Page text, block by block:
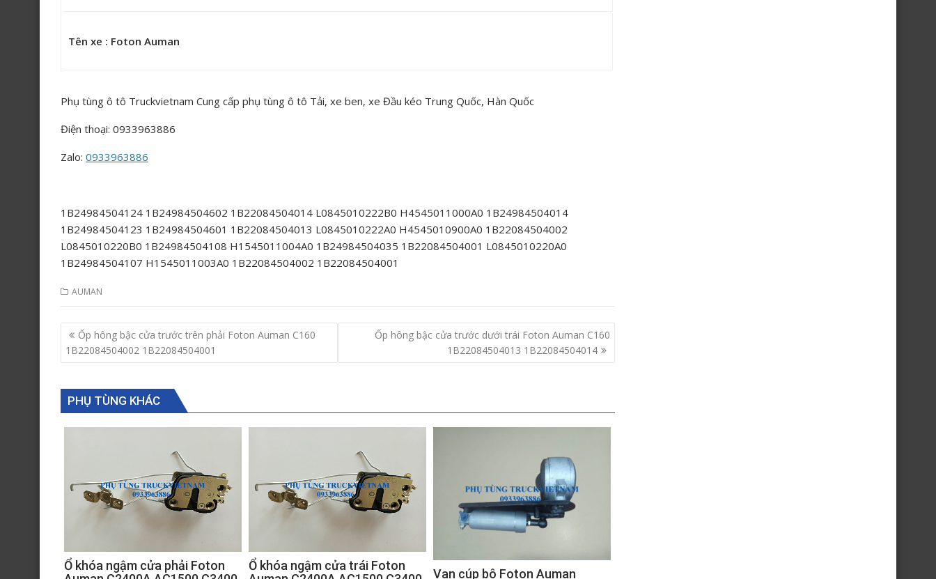
Tên xe : Foton Auman
Phụ tùng ô tô Truckvietnam Cung cấp phụ tùng ô tô Tải, xe ben, xe Đầu kéo Trung Quốc, Hàn Quốc
Điện thoại: 0933963886
Zalo: 0933963886
1B24984504124 1B24984504602 1B22084504014 L0845010222B0 H4545011000A0 1B24984504014
1B24984504123 1B24984504601 1B22084504013 L0845010222A0 H4545010900A0 1B22084504002
L0845010220B0 1B24984504108 H1545011004A0 1B24984504035 1B22084504001 L0845010220A0
1B24984504107 H1545011003A0 1B22084504002 1B22084504001
AUMAN
Post
navigation
Ốp hông bậc cửa trước trên phải Foton Auman C160
1B22084504002 1B22084504001
Ốp hông bậc cửa trước dưới trái Foton Auman C160
1B22084504013 1B22084504014
PHỤ TÙNG KHÁC
Ổ khóa ngậm cửa phải Foton
Ổ khóa ngậm cửa trái Foton
Van cúp bô Foton Auman